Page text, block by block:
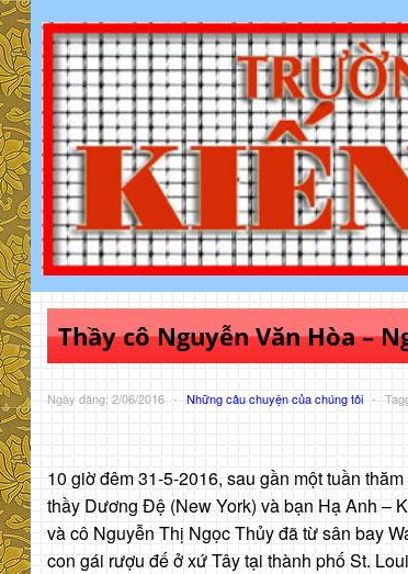
Thầy cô Nguyễn Văn Hòa –
Ngày đăng: 2/06/2016 - Những câu chuyện của chúng tôi -
10 giờ đêm 31-5-2016, sau gần một tuần
thầy Dương Đệ (New York) và bạn Hạ Anh –
và cô Nguyễn Thị Ngọc Thủy đã từ sân bay
con gái rượu đế ở xứ Tây tại thành phố St.